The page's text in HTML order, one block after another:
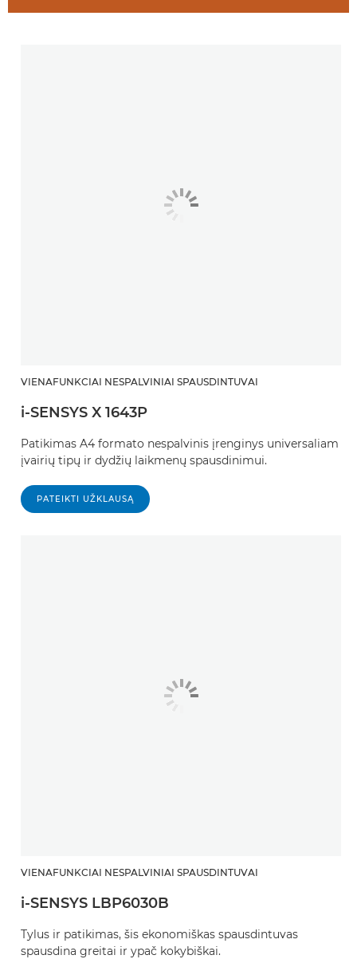
VIENAFUNKCIAI NESPALVINIAI SPAUSDINTUVAI
i-SENSYS X 1643P
Patikimas A4 formato nespalvinis įrenginys universaliam
įvairių tipų ir dydžių laikmenų spausdinimui.
PATEIKTI UŽKLAUSĄ
VIENAFUNKCIAI NESPALVINIAI SPAUSDINTUVAI
i-SENSYS LBP6030B
Tylus ir patikimas, šis ekonomiškas spausdintuvas
spausdina greitai ir ypač kokybiškai.